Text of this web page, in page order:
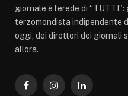
giornale è l’erede di
terzomondista indipendente
oggi, dei direttori dei giornali
allora.
FacebookInstagramLinkedIn